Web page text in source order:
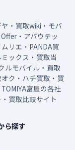
・買取wiki・モバ
・アバウテッ
リエ・PANDA買
ックス・買取当
ルモバイル・買取
ク・ハチ買取・買
富屋の各社
買取比較サイト
ら探す